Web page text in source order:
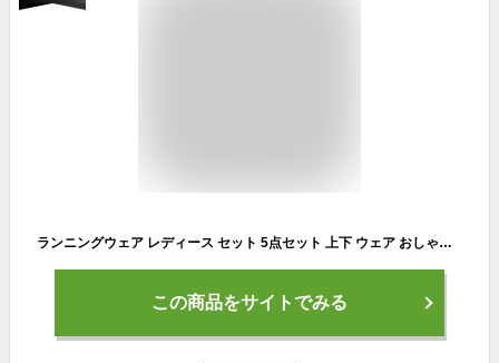
ランニングウェア レディース セット 5点セット 上下 ウェア おしゃれ 可愛い かわいい トレーニングウェア ジムウェア ジム ヨガウェア スポーツウエア 女性 女子 春 秋 秋冬 トップス 半袖 長袖 Tシャツ レギンス ショートパンツ パンツ スポーツブラ 吸汗速乾
この商品をサイトでみる